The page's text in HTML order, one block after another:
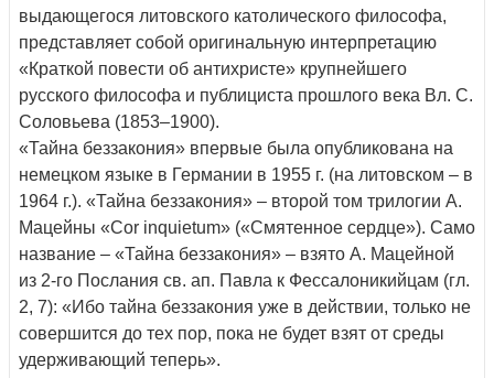
выдающегося литовского католического философа,
представляет собой оригинальную интерпретацию
«Краткой повести об антихристе» крупнейшего
русского философа и публициста прошлого века Вл. С.
Соловьева (1853–1900).
«Тайна беззакония» впервые была опубликована на
немецком языке в Германии в 1955 г. (на литовском – в
1964 г.). «Тайна беззакония» – второй том трилогии А.
Мацейны «Cor inquietum» («Смятенное сердце»). Само
название – «Тайна беззакония» – взято А. Мацейной
из 2-го Послания св. ап. Павла к Фессалоникийцам (гл.
2, 7): «Ибо тайна беззакония уже в действии, только не
совершится до тех пор, пока не будет взят от среды
удерживающий теперь».